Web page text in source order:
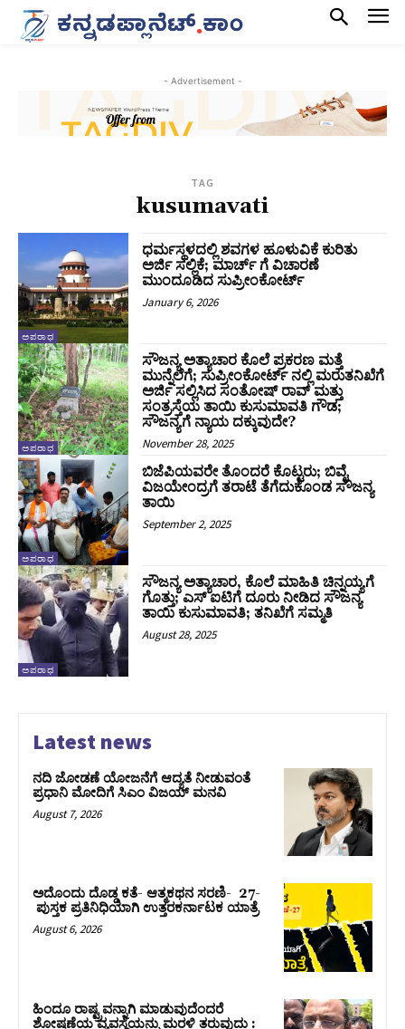
- Advertisement -
TAG
kusumavati
ಅಪರಾಧ
ಧರ್ಮಸ್ಥಳದಲ್ಲಿ ಶವಗಳ ಹೂಳುವಿಕೆ ಕುರಿತು
ಅರ್ಜಿ ಸಲ್ಲಿಕೆ; ಮಾರ್ಚ್‌ ಗೆ ವಿಚಾರಣೆ
ಮುಂದೂಡಿದ ಸುಪ್ರೀಂಕೋರ್ಟ್‌
January 6, 2026
ಅಪರಾಧ
ಸೌಜನ್ಯ ಅತ್ಯಾಚಾರ ಕೊಲೆ ಪ್ರಕರಣ ಮತ್ತೆ
ಮುನ್ನೆಲೆಗೆ; ಸುಪ್ರೀಂಕೋರ್ಟ್‌ ನಲ್ಲಿ ಮರುತನಿಖೆಗೆ
ಅರ್ಜಿ ಸಲ್ಲಿಸಿದ ಸಂತೋಷ್ ರಾವ್ ಮತ್ತು
ಸಂತ್ರಸ್ತೆಯ ತಾಯಿ ಕುಸುಮಾವತಿ ಗೌಡ;
ಸೌಜನ್ಯಗೆ ನ್ಯಾಯ ದಕ್ಕುವುದೇ?
November 28, 2025
ಅಪರಾಧ
ಬಿಜೆಪಿಯವರೇ ತೊಂದರೆ ಕೊಟ್ಟರು; ಬಿವೈ
ವಿಜಯೇಂದ್ರಗೆ ತರಾಟೆ ತೆಗೆದುಕೊಂಡ ಸೌಜನ್ಯ
ತಾಯಿ
September 2, 2025
ಅಪರಾಧ
ಸೌಜನ್ಯ ಅತ್ಯಾಚಾರ, ಕೊಲೆ ಮಾಹಿತಿ ಚಿನ್ನಯ್ಯಗೆ
ಗೊತ್ತು; ಎಸ್‌ ಐಟಿಗೆ ದೂರು ನೀಡಿದ ಸೌಜನ್ಯ
ತಾಯಿ ಕುಸುಮಾವತಿ; ತನಿಖೆಗೆ ಸಮ್ಮತಿ
August 28, 2025
Latest news
ನದಿ ಜೋಡಣೆ ಯೋಜನೆಗೆ ಆದ್ಯತೆ ನೀಡುವಂತೆ
ಪ್ರಧಾನಿ ಮೋದಿಗೆ ಸಿಎಂ ವಿಜಯ್‌ ಮನವಿ
August 7, 2026
ಅದೊಂದು ದೊಡ್ಡ ಕತೆ- ಆತ್ಮಕಥನ ಸರಣಿ- 27-
ಪುಸ್ತಕ ಪ್ರತಿನಿಧಿಯಾಗಿ ಉತ್ತರಕರ್ನಾಟಕ ಯಾತ್ರೆ
August 6, 2026
ಹಿಂದೂ ರಾಷ್ಟ್ರವನ್ನಾಗಿ ಮಾಡುವುದೆಂದರೆ
ಶೋಷಣೆಯ ವ್ಯವಸ್ಥೆಯನ್ನು ಮರಳಿ ತರುವುದು :